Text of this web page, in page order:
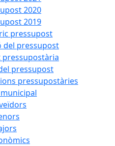
2020
2019
pressupost
del pressupost
pressupostària
pressupost
pressupostàries